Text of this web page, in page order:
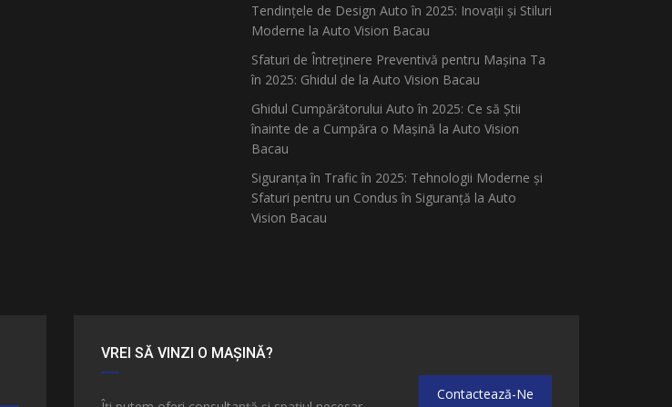
Tendințele de Design Auto în 2025: Inovații și Stiluri
Moderne la Auto Vision Bacau
Sfaturi de Întreținere Preventivă pentru Mașina Ta
în 2025: Ghidul de la Auto Vision Bacau
Ghidul Cumpărătorului Auto în 2025: Ce să Știi
înainte de a Cumpăra o Mașină la Auto Vision
Bacau
Siguranța în Trafic în 2025: Tehnologii Moderne și
Sfaturi pentru un Condus în Siguranță la Auto
Vision Bacau
VREI SĂ VINZI O MAȘINĂ?
Contactează-Ne